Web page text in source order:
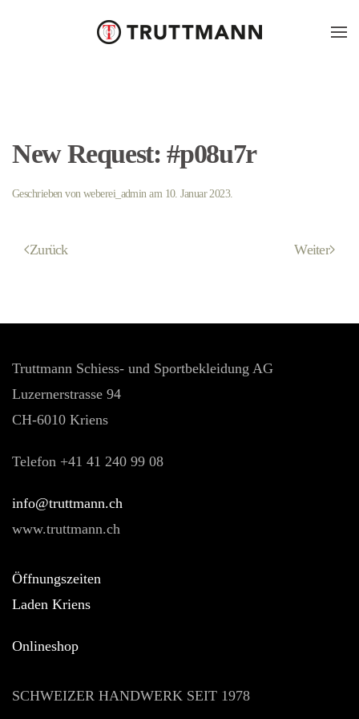
New Request: #p08u7r
Geschrieben vonweberei_adminam 10. Januar 2023.
Zurück Weiter
Truttmann Schiess- und Sportbekleidung AG
Luzernerstrasse 94
CH-6010 Kriens
Telefon +41 41 240 99 08
hc.nnamtturt@ofni
www.truttmann.ch
Öffnungszeiten
Laden Kriens
Onlineshop
SCHWEIZER HANDWERK SEIT 1978